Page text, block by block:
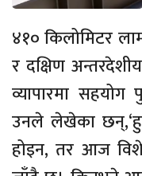
‎‎४१० किलोमिटर
र दक्षिण
व्यापारमा
उनले लेखेका
होइन, तर आज